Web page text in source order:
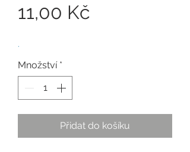
11,00 Kč
.
Množství *
Přidat do košíku